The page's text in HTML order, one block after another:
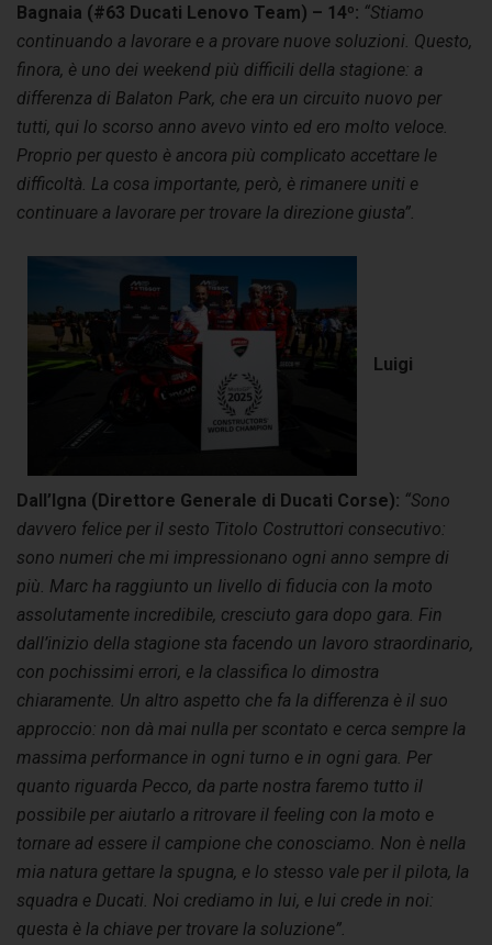
Bagnaia (#63 Ducati Lenovo Team) – 14º: “Stiamo
continuando a lavorare e a provare nuove soluzioni. Questo,
finora, è uno dei weekend più difficili della stagione: a
differenza di Balaton Park, che era un circuito nuovo per
tutti, qui lo scorso anno avevo vinto ed ero molto veloce.
Proprio per questo è ancora più complicato accettare le
difficoltà. La cosa importante, però, è rimanere uniti e
continuare a lavorare per trovare la direzione giusta”.
Luigi
Dall’Igna (Direttore Generale di Ducati Corse): “Sono
davvero felice per il sesto Titolo Costruttori consecutivo:
sono numeri che mi impressionano ogni anno sempre di
più. Marc ha raggiunto un livello di fiducia con la moto
assolutamente incredibile, cresciuto gara dopo gara. Fin
dall’inizio della stagione sta facendo un lavoro straordinario,
con pochissimi errori, e la classifica lo dimostra
chiaramente. Un altro aspetto che fa la differenza è il suo
approccio: non dà mai nulla per scontato e cerca sempre la
massima performance in ogni turno e in ogni gara. Per
quanto riguarda Pecco, da parte nostra faremo tutto il
possibile per aiutarlo a ritrovare il feeling con la moto e
tornare ad essere il campione che conosciamo. Non è nella
mia natura gettare la spugna, e lo stesso vale per il pilota, la
squadra e Ducati. Noi crediamo in lui, e lui crede in noi:
questa è la chiave per trovare la soluzione”.